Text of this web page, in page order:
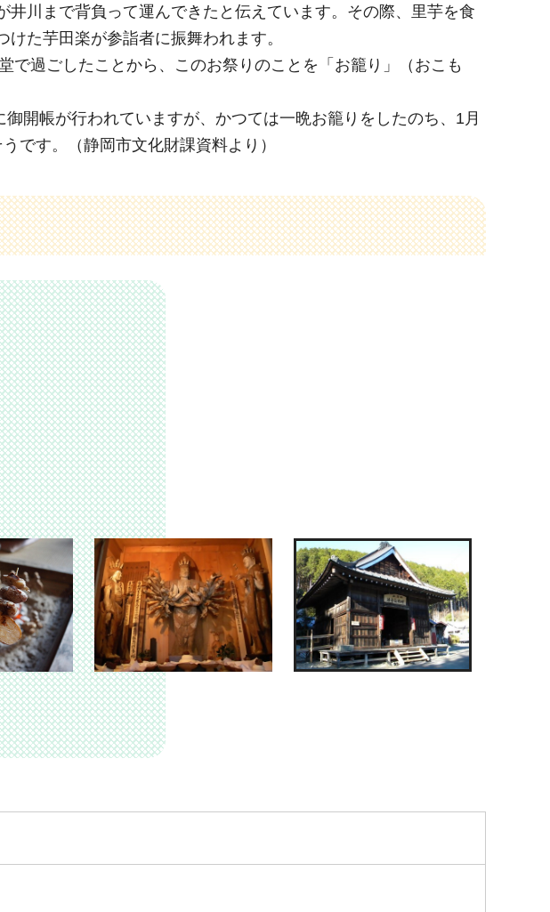
川まで背負って運んできたと伝えています。その際、里芋を食
た芋田楽が参詣者に振舞われます。
過ごしたことから、このお祭りのことを「お籠り」（おこも
開帳が行われていますが、かつては一晩お籠りをしたのち、1月
です。（静岡市文化財課資料より）
イドを表示